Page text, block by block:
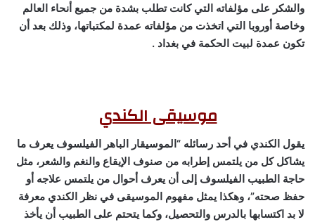
والشكر على مؤلفاته التي كانت تطلب بشدة من جميع أنحاء العالم
وخاصة أوروبا التي اتخذت من مؤلفاته عمدة لمكتباتها، وذلك بعد أن
تكون عمدة لبيت الحكمة في بغداد .
موسيقى الكندي
يقول الكندي في أحد رسائله “الموسيقار الباهر الفيلسوف يعرف ما
يشاكل كل من يلتمس إطرابه من صنوف الإيقاع والنغم والشعر، مثل
حاجة الطبيب الفيلسوف إلى أن يعرف أحوال من يلتمس علاجه أو
حفظ صحته”، وهكذا يمثل مفهوم الموسيقى في نظر الكندي معرفة
لا بد اكتسابها بالدرس والتحصيل، وكما يتحتم على الطبيب أن يأخذ